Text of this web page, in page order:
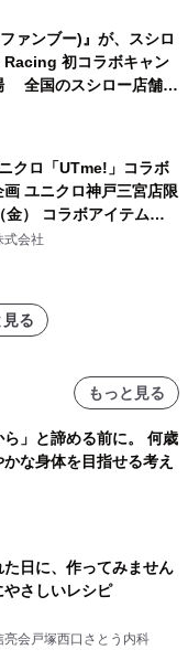
ァンブー)』が、スシロ
Racing 初コラボキャン
全国のスシロー店舗で
ミニカー)付き
されます
クロ「UTme!」コラボ
画 ユニクロ神戸三宮店限
金） コラボアイテムが
式会社
る
もっと見る
ら」と諦める前に。 何歳
な身体を目指せる考え
た日に、作ってみません
さしいレシピ
亮会戸塚西口さとう内科